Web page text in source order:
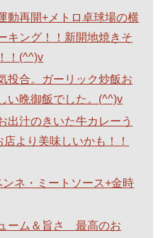
動再開+メトロ卓球場の横
キング！！新開地焼きそ
！(^^)v
投合。ガーリック炒飯お
い晩御飯でした。(^^)v
出汁のきいた牛カレーう
より美味しいかも！！
ンネ・ミートソース+金時
ーム＆旨さ 最高のお